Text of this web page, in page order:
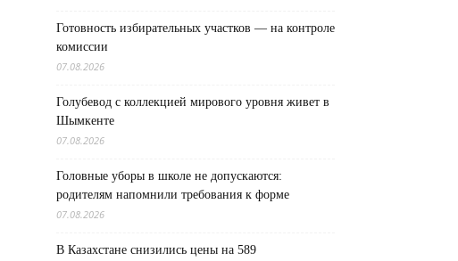
Готовность избирательных участков — на контроле
комиссии
07.08.2026
Голубевод с коллекцией мирового уровня живет в
Шымкенте
07.08.2026
Головные уборы в школе не допускаются:
родителям напомнили требования к форме
07.08.2026
В Казахстане снизились цены на 589